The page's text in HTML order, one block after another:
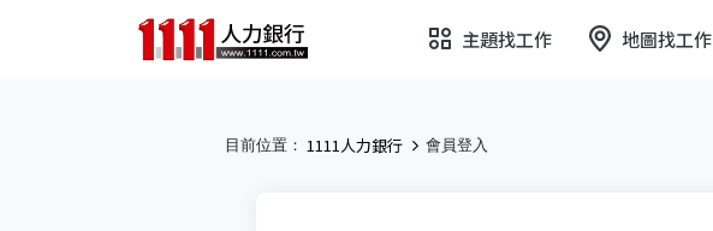
主題找工作 地圖找工作
目前位置： 1111人力銀行 會員登入